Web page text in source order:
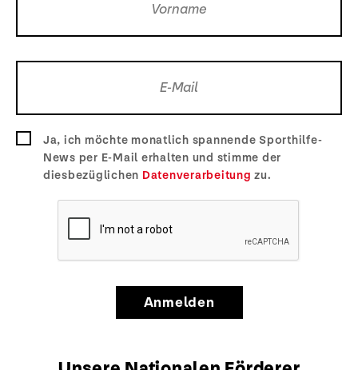
Ja, ich möchte monatlich spannende Sporthilfe-
News per E-Mail erhalten und stimme der
diesbezüglichen Datenverarbeitung zu.
Anmelden